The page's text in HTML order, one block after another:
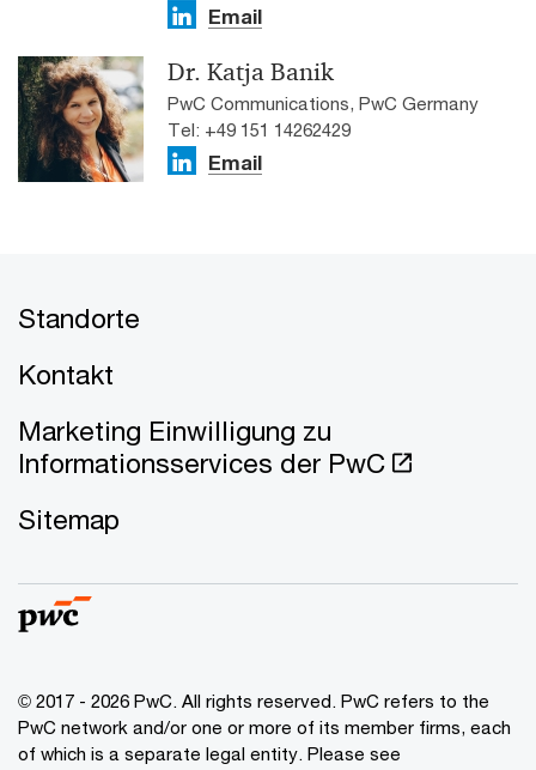
Email
Dr. Katja Banik
PwC Communications, PwC Germany
Tel: +49 151 14262429
Email
Standorte
Kontakt
Marketing Einwilligung zu
Informationsservices der PwC
Sitemap
© 2017 - 2026 PwC. All rights reserved. PwC refers to the
PwC network and/or one or more of its member firms, each
of which is a separate legal entity. Please see